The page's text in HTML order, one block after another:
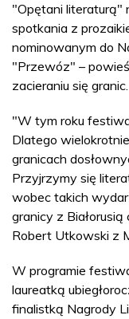
"Opętani literaturą"
spotkania z
nominowanym do
"Przewóz" –
zacieraniu się granic.
"W tym roku
Dlatego
granicach
Przyjrzymy się
wobec takich
granicy z
Robert Utkowski z
W programie
laureatką
finalistką Nagrody